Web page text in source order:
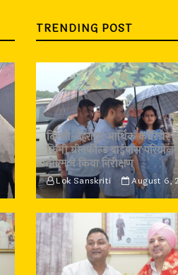
TRENDING POST
दिल्ली-देहरादून आर्थिक कॉरिडोर
किमी ग्रीनफील्ड बाईपास
डीएम ने किया निरीक्षण
Lok Sanskriti August 6,